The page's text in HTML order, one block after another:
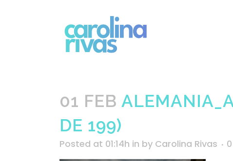
01 FEB
DE 199)
Posted at 01:14h in by Carolina Rivas